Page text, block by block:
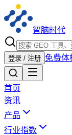
智脑时代
登录 / 注册 免费体
首页
资讯
产品
行业指数